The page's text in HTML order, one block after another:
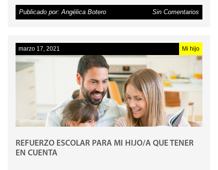
Publicado por: Angélica Botero Sin Comentarios
marzo 17, 2021 Mi hijo
REFUERZO ESCOLAR PARA MI HIJO/A QUE TENER
EN CUENTA